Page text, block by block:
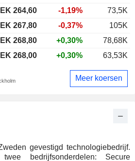
gevestigd technologiebedrijf.
bedrijfsonderdelen: Secure
264,60 -1,19%
73,5K
267,80 -0,37%
105K
268,80 +0,30%
78,68K
268,00 +0,30% 63,53K
Meer koersen